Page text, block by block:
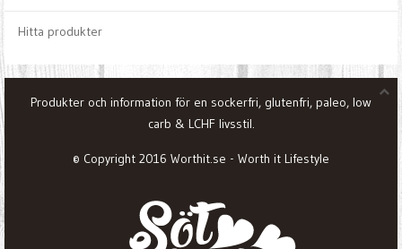
Hitta produkter
Produkter och information för en sockerfri, glutenfri, paleo, low
carb & LCHF livsstil.
© Copyright 2016 Worthit.se - Worth it Lifestyle